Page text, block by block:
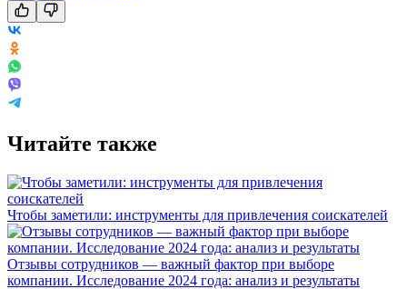
Читайте также
Чтобы заметили: инструменты для привлечения соискателей
Отзывы сотрудников — важный фактор при выборе
компании. Исследование 2024 года: анализ и результаты